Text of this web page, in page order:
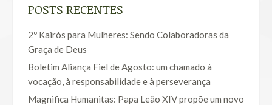
POSTS RECENTES
2º Kairós para Mulheres: Sendo Colaboradoras da
Graça de Deus
Boletim Aliança Fiel de Agosto: um chamado à
vocação, à responsabilidade e à perseverança
Magnifica Humanitas: Papa Leão XIV propõe um novo